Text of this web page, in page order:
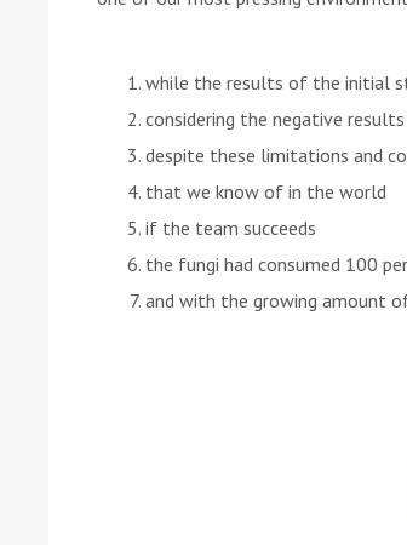
while the results of the initial
considering the negative results
despite these limitations and
that we know of in the world
if the team succeeds
the fungi had consumed 100
and with the growing amount